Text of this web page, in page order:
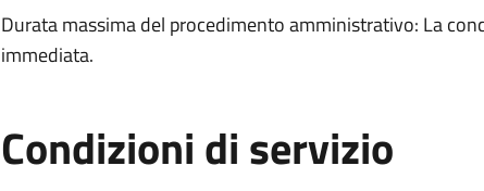
Durata massima del procedimento amministrativo: La
immediata.
Condizioni di servizio